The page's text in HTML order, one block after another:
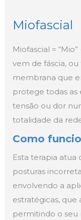
Miofascial
Miofascial =
vem de fáscia,
membrana que
protege todas as
tensão ou dor
totalidade da
Como
Esta terapia
posturas
envolvendo a
estratégicas,
permitindo o seu